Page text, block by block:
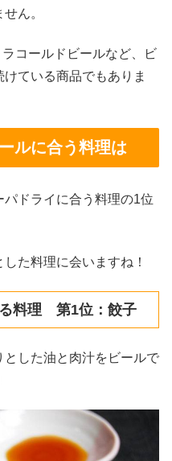
ん。
コールドビールなど、ビ
ている商品でもありま
ルに合う料理は
ドライに合う料理の1位
た料理に会いますね！
料理 第1位：餃子
した油と肉汁をビールで